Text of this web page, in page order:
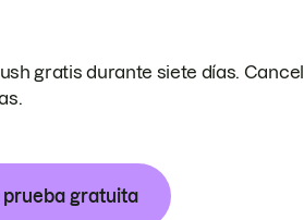
gratis durante siete días.
prueba gratuita